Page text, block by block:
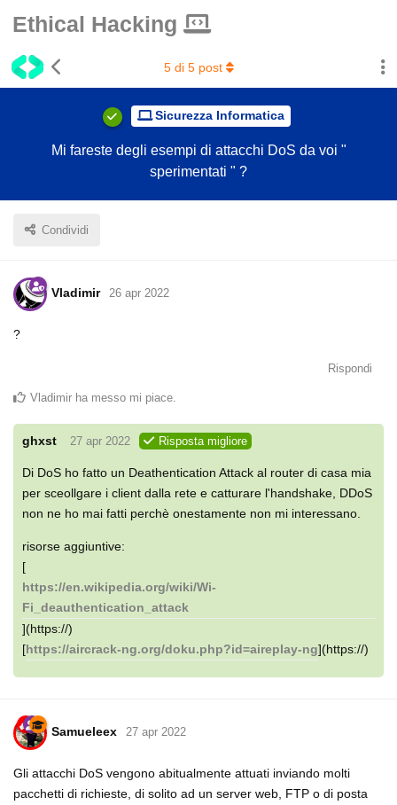
Ethical Hacking
Sicurezza Informatica
Mi fareste degli esempi di attacchi DoS da voi "
sperimentati " ?
Condividi
5di 5post
Vladimir 26 apr 2022
?
Rispondi
Vladimir ha messo mi piace
ghxst 27 apr 2022 Risposta migliore
Di DoS ho fatto un Deathentication Attack al router di casa mia
per sceollgare i client dalla rete e catturare l'handshake, DDoS
non ne ho mai fatti perchè onestamente non mi interessano.
risorse aggiuntive:
[
https://en.wikipedia.org/wiki/Wi-
Fi_deauthentication_attack
](https://)
[https://aircrack-ng.org/doku.php?id=aireplay-ng](https://)
Samueleex 27 apr 2022
Gli attacchi DoS vengono abitualmente attuati inviando molti
pacchetti di richieste, di solito ad un server web, FTP o di posta